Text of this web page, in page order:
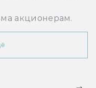
акционерам.